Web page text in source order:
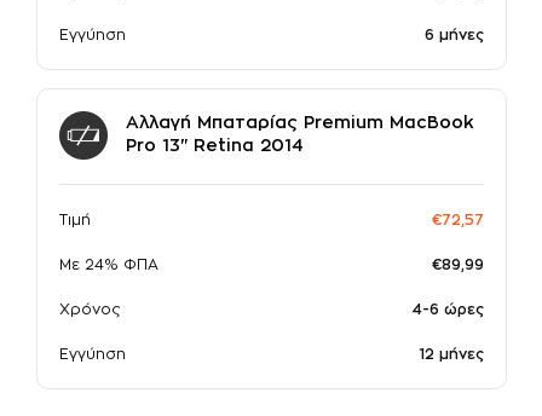
Εγγύηση 6 μήνες
Αλλαγή Μπαταρίας Premium MacBook
Pro 13" Retina 2014
Τιμή €72,57
Με 24% ΦΠΑ €89,99
Χρόνος 4-6 ώρες
Εγγύηση 12 μήνες